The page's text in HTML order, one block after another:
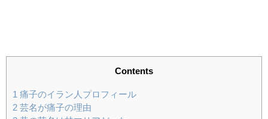
Contents
1 痛子のイラン人プロフィール
2 芸名が痛子の理由